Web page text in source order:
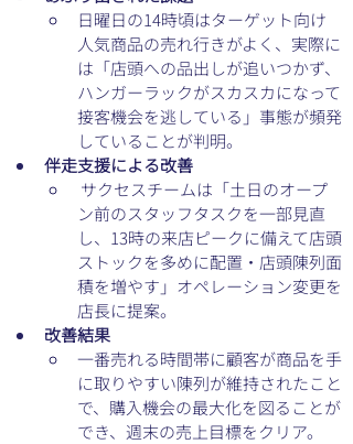
日曜日の14時頃はターゲット向け
人気商品の売れ行きがよく、実際に
は「店頭への品出しが追いつかず、
ハンガーラックがスカスカになって
接客機会を逃している」事態が頻発
していることが判明。
伴走支援による改善
サクセスチームは「土日のオープ
ン前のスタッフタスクを一部見直
し、13時の来店ピークに備えて店頭
ストックを多めに配置・店頭陳列面
積を増やす」オペレーション変更を
店長に提案。
改善結果
一番売れる時間帯に顧客が商品を手
に取りやすい陳列が維持されたこと
で、購入機会の最大化を図ることが
でき、週末の売上目標をクリア。